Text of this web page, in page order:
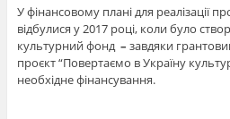
У фінансовому плані для реалізації
відбулися у 2017 році, коли було
культурний фонд– завдяки
проєкт “Повертаємо в Україну
необхідне фінансування.